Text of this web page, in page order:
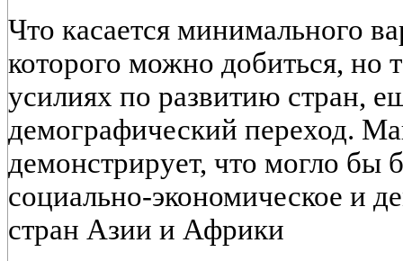
Что касается минимального
которого можно добиться, но
усилиях по развитию стран,
демографический переход.
демонстрирует, что могло бы
социально-экономическое и
стран Азии и Африки